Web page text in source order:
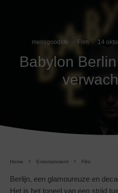
mensgoodlife · Film · 14
Babylon
Home Entertainment Film
Berlijn, een glamoureuze en
Het is het toneel van een strijd